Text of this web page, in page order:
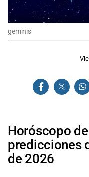
geminis
Horóscopo
predicciones
de 2026